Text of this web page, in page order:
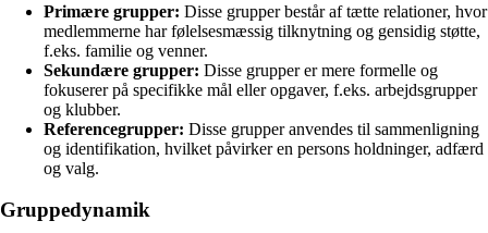
Primære grupper: Disse grupper består af tætte relationer, hvor
medlemmerne har følelsesmæssig tilknytning og gensidig støtte,
f.eks. familie og venner.
Sekundære grupper: Disse grupper er mere formelle og
fokuserer på specifikke mål eller opgaver, f.eks. arbejdsgrupper
og klubber.
Referencegrupper: Disse grupper anvendes til sammenligning
og identifikation, hvilket påvirker en persons holdninger, adfærd
og valg.
Gruppedynamik